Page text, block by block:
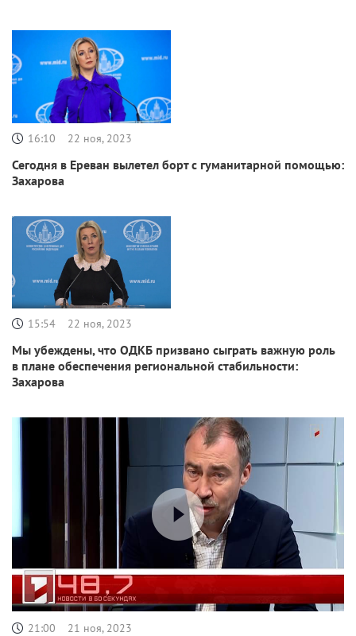
16:10 22 ноя, 2023
Сегодня в Ереван вылетел борт с гуманитарной помощью:
Захарова
15:54 22 ноя, 2023
Мы убеждены, что ОДКБ призвано сыграть важную роль
в плане обеспечения региональной стабильности:
Захарова
21:00 21 ноя, 2023